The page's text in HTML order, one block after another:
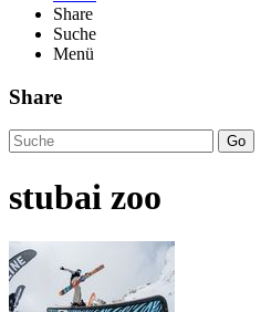
Share
Suche
Menü
Share
Go
stubai zoo